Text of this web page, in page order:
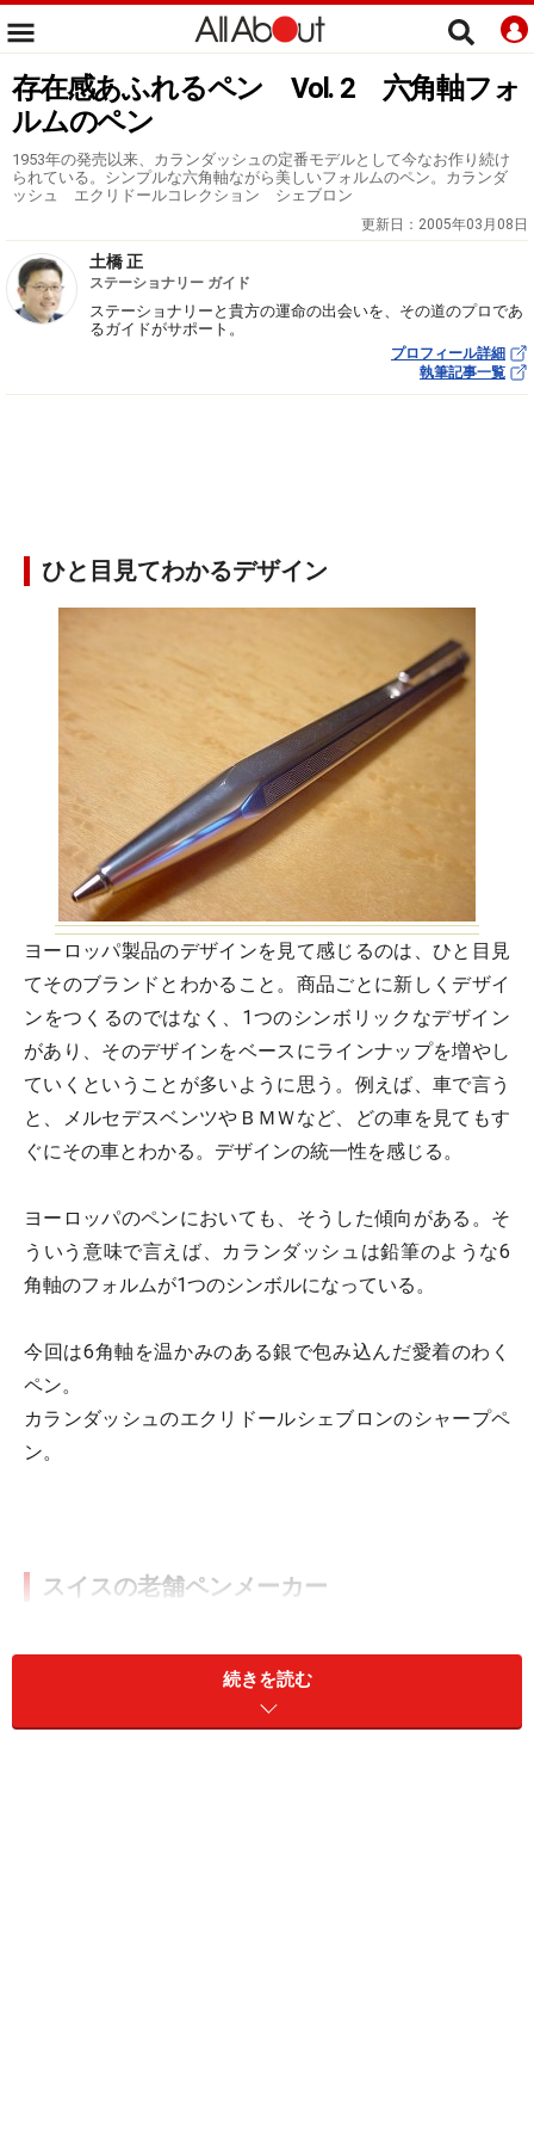
存在感あふれるペン Vol. 2 六角軸フォ
ルムのペン
1953年の発売以来、カランダッシュの定番モデルとして今なお作り続け
られている。シンプルな六角軸ながら美しいフォルムのペン。カランダ
ッシュ エクリドールコレクション シェブロン
更新日： 2005年03月08日
土橋 正
ステーショナリー ガイド
ステーショナリーと貴方の運命の出会いを、その道のプロであ
るガイドがサポート。
プロフィール詳細
執筆記事一覧
ひと目見てわかるデザイン
ヨーロッパ製品のデザインを見て感じるのは、ひと目見
てそのブランドとわかること。商品ごとに新しくデザイ
ンをつくるのではなく、1つのシンボリックなデザイン
があり、そのデザインをベースにラインナップを増やし
ていくということが多いように思う。例えば、車で言う
と、メルセデスベンツやＢＭＷなど、どの車を見てもす
ぐにその車とわかる。デザインの統一性を感じる。
ヨーロッパのペンにおいても、そうした傾向がある。そ
ういう意味で言えば、カランダッシュは鉛筆のような6
角軸のフォルムが1つのシンボルになっている。
今回は6角軸を温かみのある銀で包み込んだ愛着のわく
ペン。
カランダッシュのエクリドールシェブロンのシャープペ
ン。
スイスの老舗ペンメーカー
ルド・シュバイツァー氏が経営不振に陥っていた「エク
リドール鉛筆製造所」を買収し、「カランダッシュ鉛筆
製造所」として再出発させたのがそもそものきっかけ。
続きを読む